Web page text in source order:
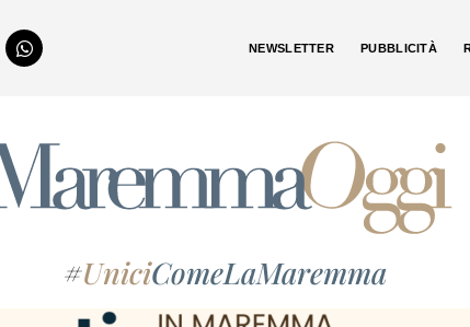
NEWSLETTER PUBBLICITÀ
#UniciComeLaMaremma